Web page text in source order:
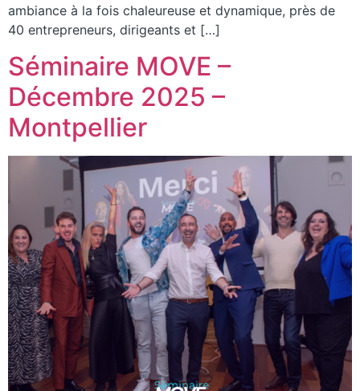
ambiance à la fois chaleureuse et dynamique, près de
40 entrepreneurs, dirigeants et […]
Séminaire MOVE –
Décembre 2025 –
Montpellier